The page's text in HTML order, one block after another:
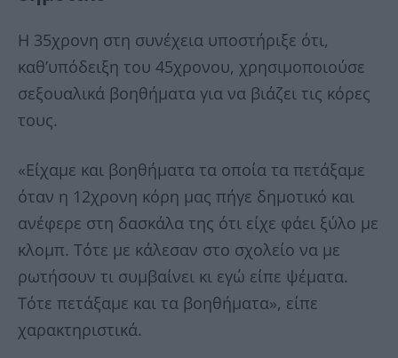
Η 35χρονη στη συνέχεια υποστήριξε ότι,
καθ’υπόδειξη του 45χρονου, χρησιμοποιούσε
σεξουαλικά βοηθήματα για να βιάζει τις κόρες
τους.
«Είχαμε και βοηθήματα τα οποία τα πετάξαμε
όταν η 12χρονη κόρη μας πήγε δημοτικό και
ανέφερε στη δασκάλα της ότι είχε φάει ξύλο με
κλομπ. Τότε με κάλεσαν στο σχολείο να με
ρωτήσουν τι συμβαίνει κι εγώ είπε ψέματα.
Τότε πετάξαμε και τα βοηθήματα», είπε
χαρακτηριστικά.